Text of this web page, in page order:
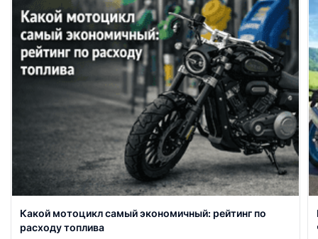
Какой мотоцикл самый экономичный: рейтинг по
расходу топлива